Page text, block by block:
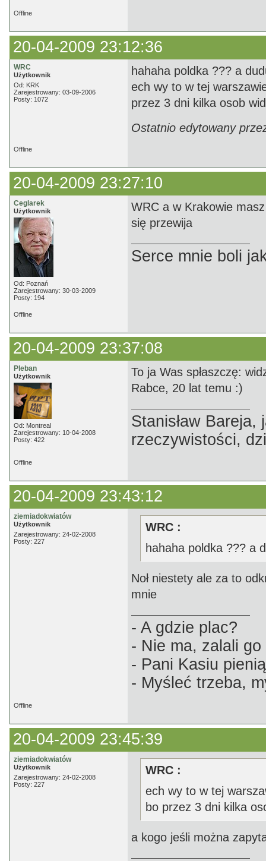
Offline
20-04-2009 23:12:36
WRC
Użytkownik
Od: KRK
Zarejestrowany: 03-09-2006
Posty: 1072
hahaha poldka ??? a
ech wy to w tej
przez 3 dni kilka osob
Ostatnio edytowany
Offline
20-04-2009 23:27:10
Ceglarek
Użytkownik
Od: Poznań
Zarejestrowany: 30-03-2009
Posty: 194
WRC a w Krakowie
się przewija
Serce mnie boli
Offline
20-04-2009 23:37:08
Pleban
Użytkownik
Od: Montreal
Zarejestrowany: 10-04-2008
Posty: 422
To ja Was spłaszczę:
Rabce, 20 lat temu :)
Stanisław
rzeczywistości,
Offline
20-04-2009 23:43:12
ziemiadokwiatów
Użytkownik
Zarejestrowany: 24-02-2008
Posty: 227
WRC :
hahaha poldka ??? a
Noł niestety ale za to
mnie
- A gdzie plac?
- Nie ma, zalali
- Pani Kasiu
- Myśleć trzeba,
Offline
20-04-2009 23:45:39
ziemiadokwiatów
Użytkownik
Zarejestrowany: 24-02-2008
Posty: 227
WRC :
ech wy to w tej
bo przez 3 dni kilka
a kogo jeśli można